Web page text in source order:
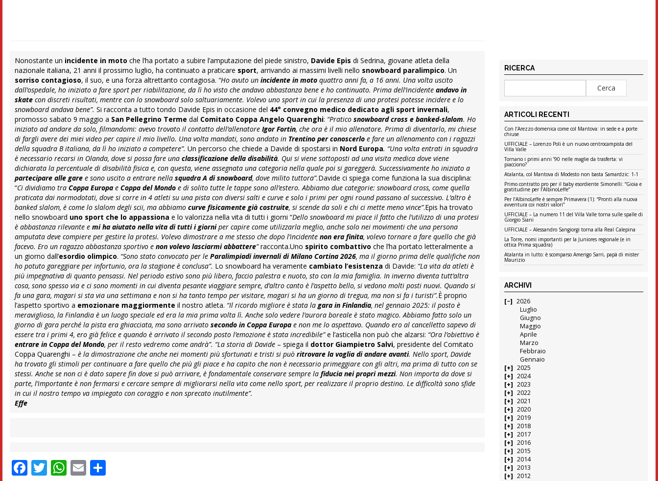
Nonostante un incidente in moto che l’ha portato a subire l’amputazione del piede sinistro, Davide Epis di Sedrina, giovane atleta della
nazionale italiana, 21 anni il prossimo luglio, ha continuato a praticare sport, arrivando ai massimi livelli nello snowboard paralimpico. Un
sorriso contagioso, il suo, e una forza altrettanto contagiosa. “Ho avuto unincidente in moto quattro anni fa, a 16 anni. Una volta uscito
dall’ospedale, ho iniziato a fare sport per riabilitazione, da lì ho visto che andavo abbastanza bene e ho continuato. Prima dell’incidenteandavo in
skate con discreti risultati, mentre con lo snowboard solo saltuariamente. Volevo uno sport in cui la presenza di una protesi potesse incidere e lo
snowboard andava bene”. Si racconta a tutto tondo Davide Epis in occasione del 44° convegno medico dedicato agli sport invernali,
promosso sabato 9 maggio a San Pellegrino Termedal Comitato Coppa Angelo Quarenghi: “Pratico snowboard cross e banked-slalom. Ho
iniziato ad andare da solo, filmandomi: avevo trovato il contatto dell’allenatoreIgor Fortin, che ora è il mio allenatore. Prima di diventarlo, mi chiese
di fargli avere dei miei video per capire il mio livello. Una volta mandati, sono andato in Trentino per conoscerlo e fare un allenamento con i ragazzi
della squadra B italiana, da lì ho iniziato a competere”.Un percorso che chiede a Davide di spostarsi in Nord Europa. “Una volta entrati in squadra
è necessario recarsi in Olanda, dove si possa fare unaclassificazione della disabilità. Qui si viene sottoposti ad una visita medica dove viene
dichiarata la percentuale di disabilità fisica e, con questa, viene assegnata una categoria nella quale poi si gareggerà. Successivamente ho iniziato a
partecipare alle gare e sono uscito a entrare nellasquadra A di snowboard, dove milito tuttora”.Davide ci spiega come funziona la sua disciplina:
“Ci dividiamo traCoppa Europa eCoppa del Mondo e di solito tutte le tappe sono all’estero. Abbiamo due categorie: snowboard cross, come quella
praticata dai normodotati, dove si corre in 4 atleti su una pista con diversi salti e curve e solo i primi per ogni round passano al successivo. L’altro è
banked slalom, è come lo slalom degli scii, ma abbiamocurve fisicamente già costruite, si scende da soli e chi ci mette meno vince”.Epis ha trovato
nello snowboard uno sport che lo appassiona e lo valorizza nella vita di tutti i giorni “Dello snowboard mi piace il fatto che l’utilizzo di una protesi
è abbastanza rilevante emi ha aiutato nella vita di tutti i giorniper capire come utilizzarla meglio, anche solo nei movimenti che una persona
amputata deve compiere per gestire la protesi. Volevo dimostrare a me stesso che dopo l’incidente non era finita, volevo tornare a fare quello che già
facevo. Ero un ragazzo abbastanza sportivo e non volevo lasciarmi abbattere”racconta.Uno spirito combattivo che l’ha portato letteralmente a
un giorno dall’esordio olimpico. “Sono stato convocato per leParalimpiadi invernali di Milano Cortina 2026, ma il giorno prima delle qualifiche non
ho potuto gareggiare per infortunio, ora la stagione è conclusa”. Lo snowboard ha veramente cambiato l’esistenza di Davide: “La vita da atleti è
più impegnativa di quanto pensassi. Nel periodo estivo sono più libero, faccio palestra e nuoto, sto con la mia famiglia. In inverno diventa tutt’altra
cosa, sono spesso via e ci sono momenti in cui diventa pesante viaggiare sempre, d’altro canto è l’aspetto bello, si vedono molti posti nuovi. Quando si
fa una gara, magari si sta via una settimana e non si ha tanto tempo per visitare, magari si ha un giorno di tregua, ma non si fa i turisti”.È proprio
l’aspetto sportivo a emozionare maggiormente il nostro atleta. “Il ricordo migliore è stata la gara in Finlandia, nel gennaio 2025: il posto è
meraviglioso, la Finlandia è un luogo speciale ed era la mia prima volta lì. Anche solo vedere l’aurora boreale è stato magico. Abbiamo fatto solo un
giorno di gara perché la pista era ghiacciata, ma sono arrivatosecondo in Coppa Europa e non me lo aspettavo. Quando ero al cancelletto sapevo di
essere tra i primi 4, ero già felice e quando è arrivato il secondo posto l’emozione è stata incredibile”e l’asticella non può che alzarsi: “Ora l’obiettivo è
entrare in Coppa del Mondo, per il resto vedremo come andrà”. “La storia di Davide – spiega il dottor Giampietro Salvi, presidente del Comitato
Coppa Quarenghi –è la dimostrazione che anche nei momenti più sfortunati e tristi si può ritrovare la voglia di andare avanti. Nello sport, Davide
ha trovato gli stimoli per continuare a fare quello che più gli piace e ha capito che non è necessario primeggiare con gli altri, ma prima di tutto con se
stessi. Anche se non ci è dato sapere fin dove si può arrivare, è fondamentale conservare sempre lafiducia nei propri mezzi. Non importa da dove si
parte, l’importante è non fermarsi e cercare sempre di migliorarsi nella vita come nello sport, per realizzare il proprio destino. Le difficoltà sono sfide
in cui il nostro tempo va impiegato con coraggio e non sprecato inutilmente”.
Effe
Facebook
Twitter
WhatsApp
Email
RICERCA
ARTICOLI RECENTI
Con l’Arezzo domenica come col Mantova: in sede e a porte
chiuse
UFFICIALE – Lorenzo Poli è un nuovo centrocampista del
Villa Valle
Tornano i primi anni ’90 nelle maglie da trasferta: vi
piacciono?
Atalanta, col Mantova di Modesto non basta Samardzic: 1-1
Primo contratto pro per il baby esordiente Simonelli: “Gioia e
gratitudine per l’AlbinoLeffe”
Per l’AlbinoLeffe è sempre Primavera (1): “Pronti alla nuova
avventura coi nostri valori”
UFFICIALE – La numero 11 del Villa Valle torna sulle spalle di
Giorgio Siani
UFFICIALE – Alessandro Sangiorgi torna alla Real Calepina
La Torre, nomi importanti per la Juniores regionale (e in
ottica Prima squadra)
Atalanta in lutto: è scomparso Amerigo Sarri, papà di mister
Maurizio
ARCHIVI
2026
Luglio
Giugno
Maggio
Aprile
Marzo
Febbraio
Gennaio
2025
2024
2023
2022
2021
2020
2019
2018
2017
2016
2015
2014
2013
2012